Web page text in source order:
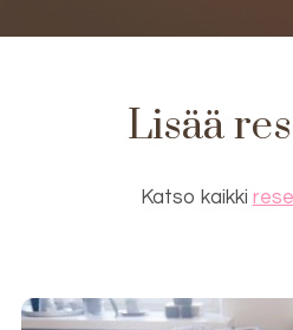
Lisää
Katso kaikki